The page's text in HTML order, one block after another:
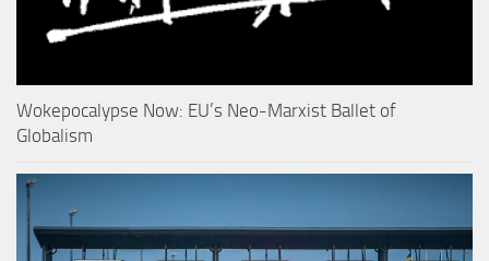
Wokepocalypse Now: EU’s Neo-Marxist Ballet of
Globalism